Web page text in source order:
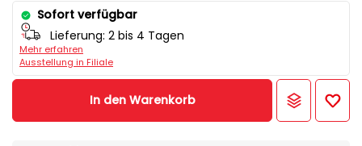
Sofort verfügbar
Lieferung: 2 bis 4 Tagen
Mehr erfahren
Ausstellung in Filiale
In den Warenkorb